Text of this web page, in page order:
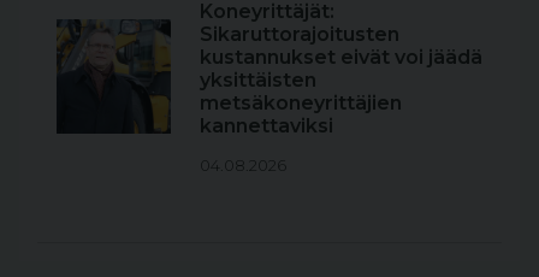
Koneyrittäjät:
Sikaruttorajoitusten
kustannukset eivät voi jäädä
yksittäisten
metsäkoneyrittäjien
kannettaviksi
04.08.2026